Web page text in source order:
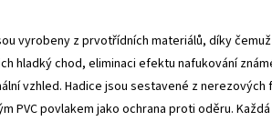
vyrobeny z prvotřídních materiálů, díky
hladký chod, eliminaci efektu nafukování
vzhled. Hadice jsou sestavené z
PVC povlakem jako ochrana proti oděru.